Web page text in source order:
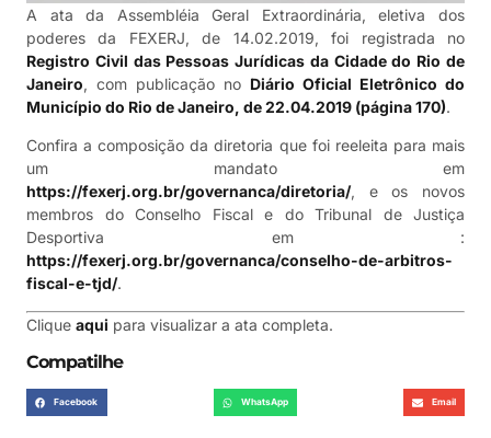
A ata da Assembléia Geral Extraordinária, eletiva dos
poderes da FEXERJ, de 14.02.2019, foi registrada no
Registro Civil das Pessoas Jurídicas da Cidade do Rio de
Janeiro, com publicação no Diário Oficial Eletrônico do
Município do Rio de Janeiro, de 22.04.2019 (página 170).
Confira a composição da diretoria que foi reeleita para mais
um mandato em
https://fexerj.org.br/governanca/diretoria/, e os novos
membros do Conselho Fiscal e do Tribunal de Justiça
Desportiva em :
https://fexerj.org.br/governanca/conselho-de-arbitros-
fiscal-e-tjd/.
Clique aqui para visualizar a ata completa.
Compatilhe
Facebook WhatsApp Email